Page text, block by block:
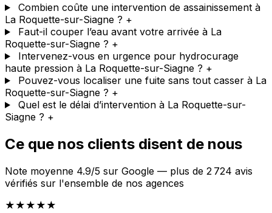
Combien coûte une intervention de assainissement à
La Roquette-sur-Siagne ? +
Faut-il couper l’eau avant votre arrivée à La
Roquette-sur-Siagne ? +
Intervenez-vous en urgence pour hydrocurage
haute pression à La Roquette-sur-Siagne ? +
Pouvez-vous localiser une fuite sans tout casser à La
Roquette-sur-Siagne ? +
Quel est le délai d’intervention à La Roquette-sur-
Siagne ? +
Ce que nos clients disent de nous
Note moyenne 4.9/5 sur Google — plus de 2 724 avis
vérifiés sur l'ensemble de nos agences
★★★★★